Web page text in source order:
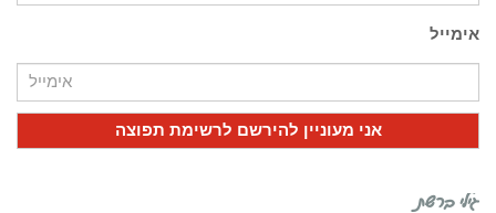
אימייל
גילי ברשת